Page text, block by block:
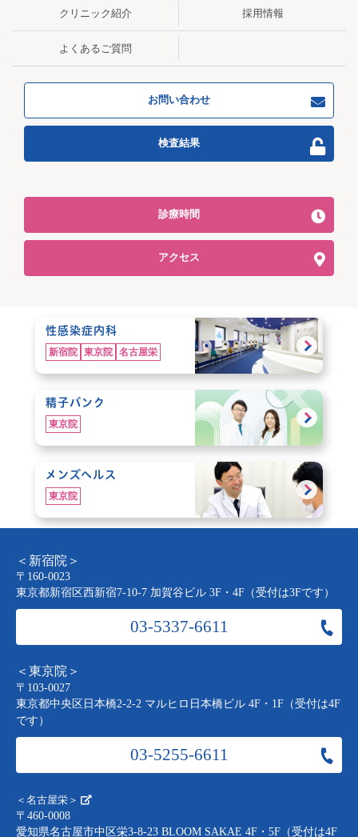
クリニック紹介 採用情報
よくあるご質問
お問い合わせ
検査結果
診療時間
アクセス
性感染症内科
新宿院 東京院 名古屋栄
精子バンク
東京院
メンズヘルス
東京院
＜新宿院＞
〒160-0023
東京都新宿区西新宿7-10-7 加賀谷ビル 3F・4F（受付は3Fです）
03-5337-6611
＜東京院＞
〒103-0027
東京都中央区日本橋2-2-2 マルヒロ日本橋ビル 4F・1F（受付は4F
です）
03-5255-6611
＜名古屋栄＞
〒460-0008
愛知県名古屋市中区栄3-8-23 BLOOM SAKAE 4F・5F（受付は4F